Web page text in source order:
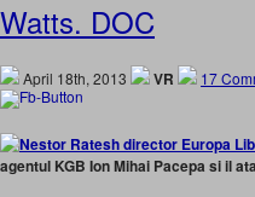
Watts. DOC
April 18th, 2013 VR 17
agentul KGB Ion Mihai Pacepa si il